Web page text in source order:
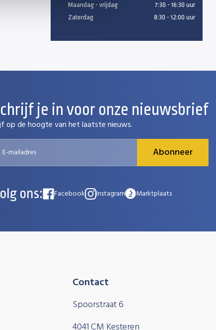
Maandag - vrijdag
7:30 - 16:30 uur
Zaterdag
8:30 - 12:00 uur
je in voor onze nieuwsbrief
op de hoogte van het laatste nieuws.
Abonneer
ons: Facebook Instagram Marktplaats
Contact
Spoorstraat 6